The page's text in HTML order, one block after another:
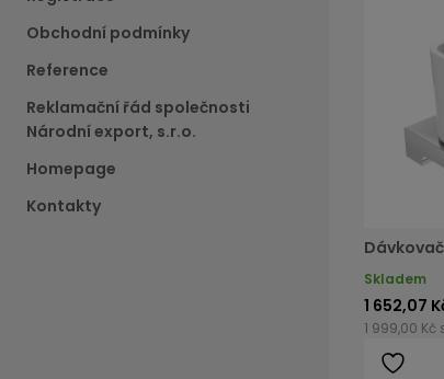
Obchodní podmínky
Reference
Reklamační řád společnosti
Národní export, s.r.o.
Homepage
Kontakty
Skladem
1 652,07
1 999,00 Kč